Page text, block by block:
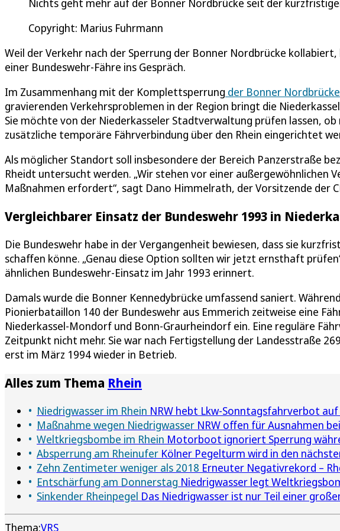
Nichts geht mehr auf der Bonner Nordbrücke seit der
Copyright: Marius Fuhrmann
Weil der Verkehr nach der Sperrung der Bonner Nordbrücke
einer Bundeswehr-Fähre ins Gespräch.
Im Zusammenhang mit der Komplettsperrung der Bonner Nordbrücke
gravierenden Verkehrsproblemen in der Region bringt die
Sie möchte von der Niederkasseler Stadtverwaltung prüfen lassen,
zusätzliche temporäre Fährverbindung über den Rhein eingerichtet
Als möglicher Standort soll insbesondere der Bereich Panzerstraße
Rheidt untersucht werden. „Wir stehen vor einer außergewöhnlichen
Maßnahmen erfordert“, sagt Dano Himmelrath, der Vorsitzende der
Vergleichbarer Einsatz der Bundeswehr 1993 in
Die Bundeswehr habe in der Vergangenheit bewiesen, dass sie
schaffen könne. „Genau diese Option sollten wir jetzt ernsthaft
ähnlichen Bundeswehr-Einsatz im Jahr 1993 erinnert.
Damals wurde die Bonner Kennedybrücke umfassend saniert.
Pionierbataillon 140 der Bundeswehr aus Emmerich zeitweise eine
Niederkassel-Mondorf und Bonn-Graurheindorf ein. Eine reguläre
Zeitpunkt nicht mehr. Sie war nach Fertigstellung der Landesstraße
erst im März 1994 wieder in Betrieb.
Alles zum Thema Rhein
Niedrigwasser im Rhein NRW hebt Lkw-Sonntagsfahrverbot
Maßnahme wegen Niedrigwasser NRW offen für Ausnahmen
Weltkriegsbombe im Rhein Motorboot ignoriert Sperrung
Absperrung am Rheinufer Kölner Pegelturm wird in den
Zehn Zentimeter weniger als 2018 Erneuter Negativrekord –
Entschärfung am Donnerstag Niedrigwasser legt
Sinkender Rheinpegel Das Niedrigwasser ist nur Teil einer
Thema:VRS